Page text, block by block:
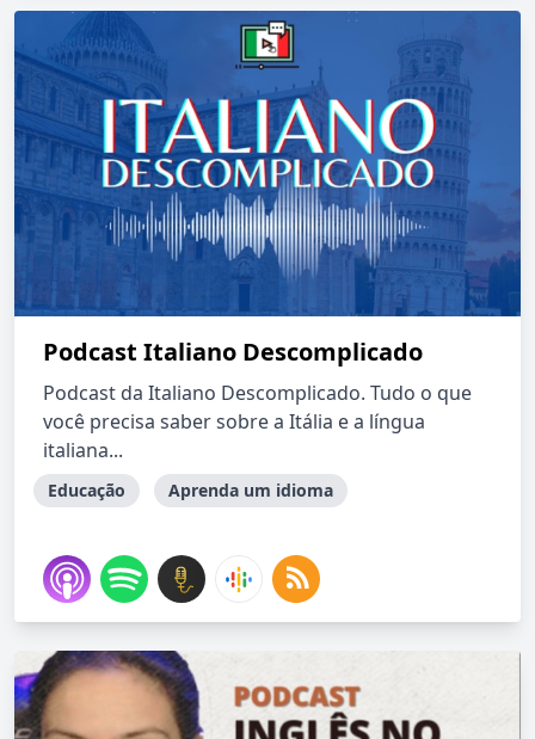
Podcast Italiano Descomplicado
Podcast da Italiano Descomplicado. Tudo o que
você precisa saber sobre a Itália e a língua
italiana...
Educação Aprenda um idioma